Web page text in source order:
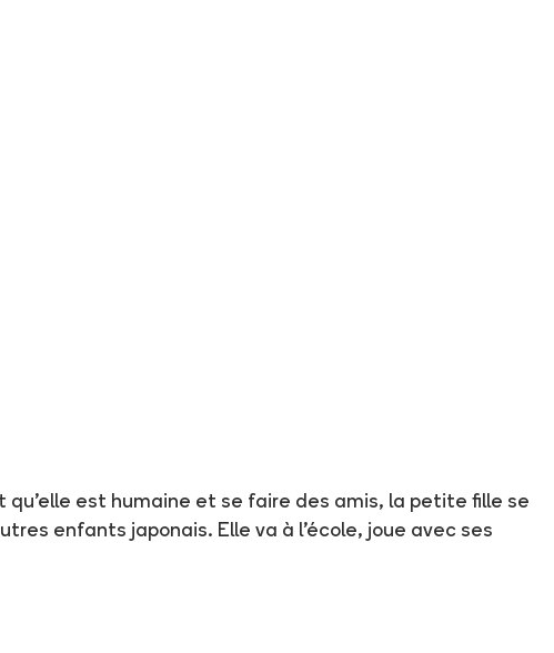
qu'elle est humaine et se faire des amis, la petite fille se
enfants japonais. Elle va à l'école, joue avec ses